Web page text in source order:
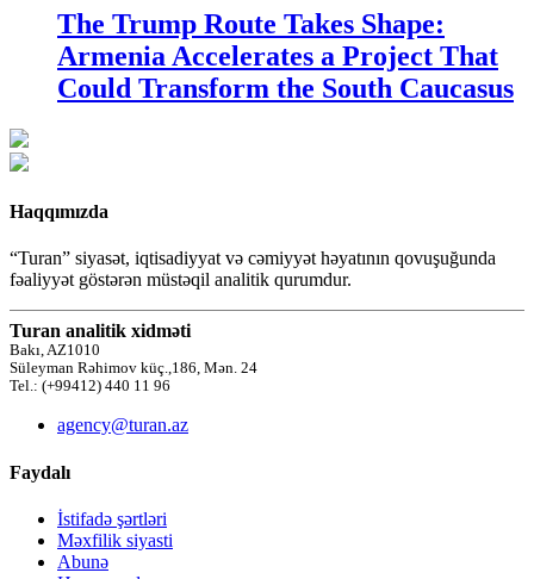
The Trump Route Takes Shape:
Armenia Accelerates a Project That
Could Transform the South Caucasus
Haqqımızda
“Turan” siyasət, iqtisadiyyat və cəmiyyət həyatının qovuşuğunda
fəaliyyət göstərən müstəqil analitik qurumdur.
Turan analitik xidməti
Bakı, AZ1010
Süleyman Rəhimov küç.,186, Mən. 24
Tel.: (+99412) 440 11 96
agency@turan.az
Faydalı
İstifadə şərtləri
Məxfilik siyasti
Abunə